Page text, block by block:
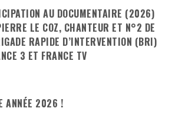
AU DOCUMENTAIRE (2026)
LE COZ, CHANTEUR ET N°2 DE
RAPIDE D’INTERVENTION (BRI)
3 ET FRANCE TV
ANNÉE 2026 !